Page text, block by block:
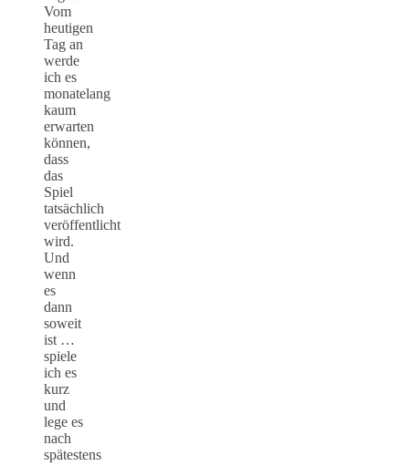
Vom
heutigen
Tag an
werde
ich es
monatelang
kaum
erwarten
können,
dass
das
Spiel
tatsächlich
veröffentlicht
wird.
Und
wenn
es
dann
soweit
ist …
spiele
ich es
kurz
und
lege es
nach
spätestens